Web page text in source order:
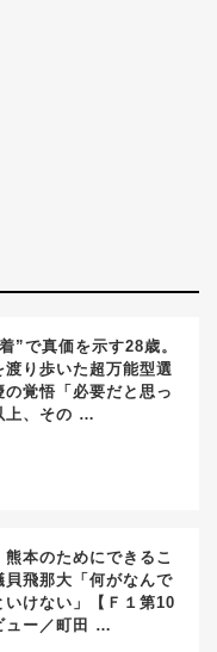
”で真価を示す28歳。
渡り歩いた超万能型選
の覚悟「必要だと思っ
上、その …
本のためにできるこ
貝飛那大「何がなんで
いけない」【Ｆ１第10
ュー／町田 …